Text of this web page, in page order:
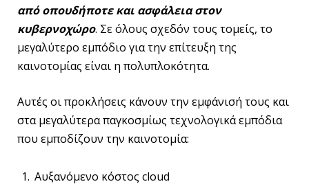
από οπουδήποτε και ασφάλεια στον
κυβερνοχώρο. Σε όλους σχεδόν τους τομείς, το
μεγαλύτερο εμπόδιο για την επίτευξη της
καινοτομίας είναι η πολυπλοκότητα.
Αυτές οι προκλήσεις κάνουν την εμφάνισή τους και
στα μεγαλύτερα παγκοσμίως τεχνολογικά εμπόδια
που εμποδίζουν την καινοτομία:
Αυξανόμενο κόστος cloud